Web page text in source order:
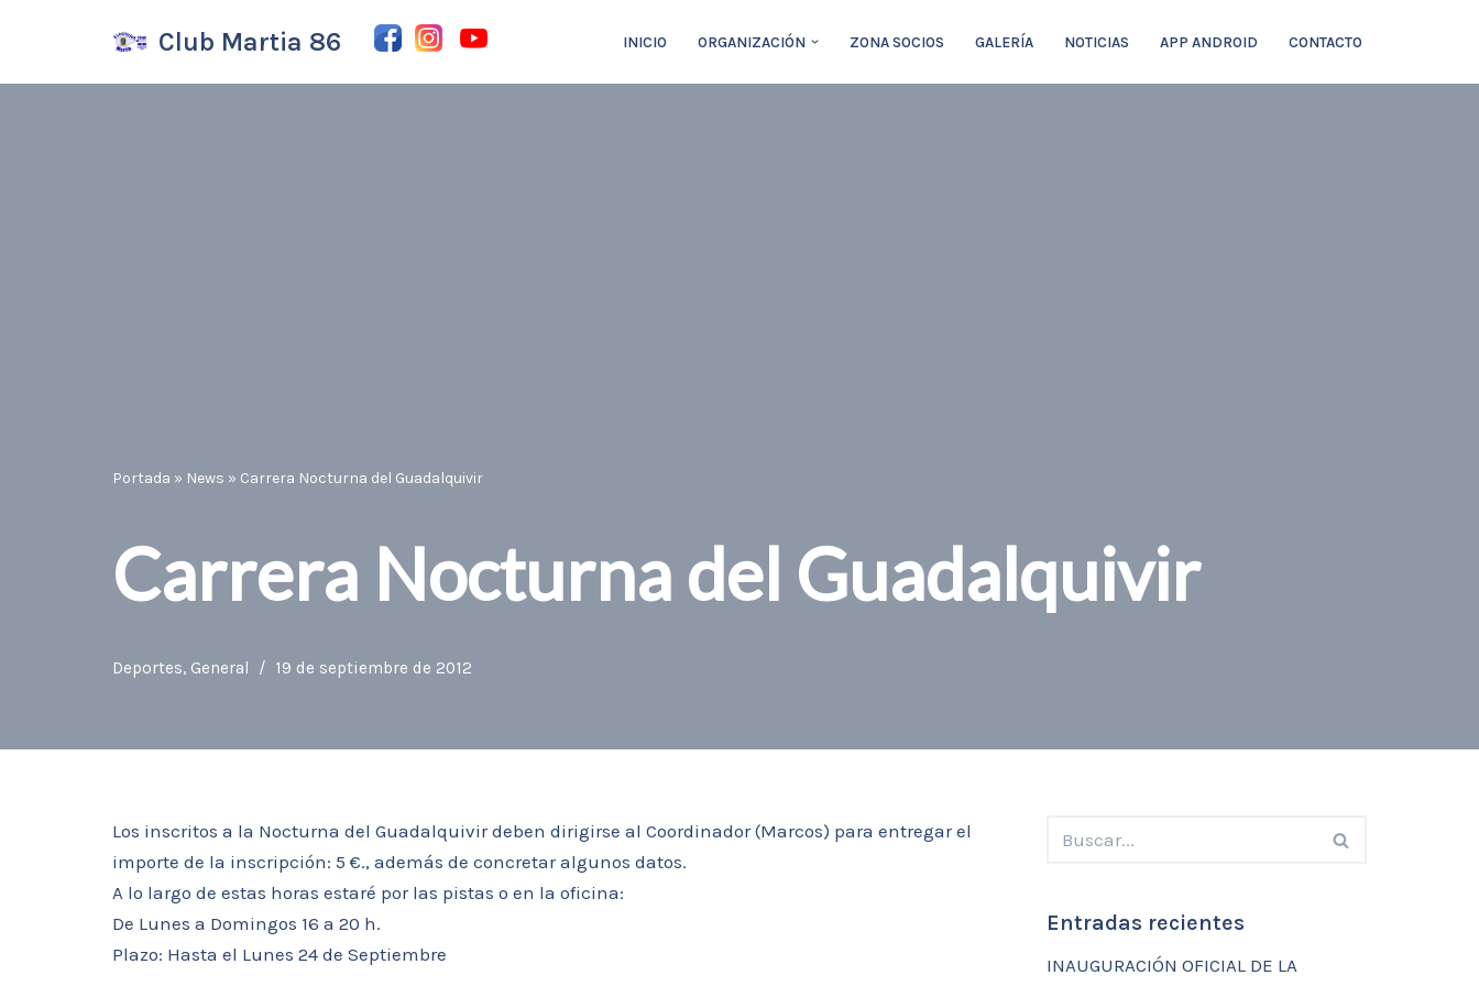
Club Martia 86 INICIO ORGANIZACIÓN ZONA SOCIOS GALERÍA NOTICIAS APP ANDROID CONTACTO
Portada » News » Carrera Nocturna del Guadalquivir
Carrera Nocturna del Guadalquivir
Deportes, General 19 de septiembre de 2012
Los inscritos a la Nocturna del Guadalquivir deben dirigirse al Coordinador (Marcos) para entregar el
importe de la inscripción: 5 €., además de concretar algunos datos.
A lo largo de estas horas estaré por las pistas o en la oficina:
De Lunes a Domingos 16 a 20 h.
Plazo: Hasta el Lunes 24 de Septiembre
Entradas recientes
INAUGURACIÓN OFICIAL DE LA